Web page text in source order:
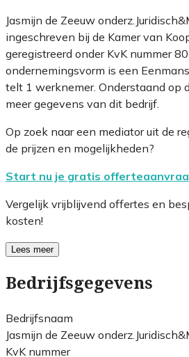
Jasmijn de Zeeuw
ingeschreven bij de Kamer van
geregistreerd onder KvK nummer
ondernemingsvorm is een
telt 1 werknemer. Onderstaand op
meer gegevens van dit bedrijf.
Op zoek naar een mediator uit de
de prijzen en mogelijkheden?
Start nu je gratis
Vergelijk vrijblijvend offertes en
kosten!
Lees meer
Bedrijfsgegevens
Bedrijfsnaam
Jasmijn de Zeeuw
KvK nummer